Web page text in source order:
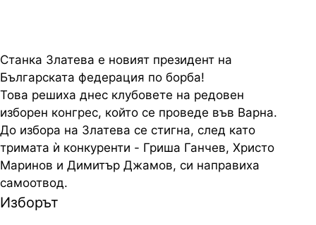
Станка Златева е новият президент на
Българската федерация по борба!
Това решиха днес клубовете на редовен
изборен конгрес, който се проведе във Варна.
До избора на Златева се стигна, след като
тримата ѝ конкуренти - Гриша Ганчев, Христо
Маринов и Димитър Джамов, си направиха
самоотвод.
Изборът